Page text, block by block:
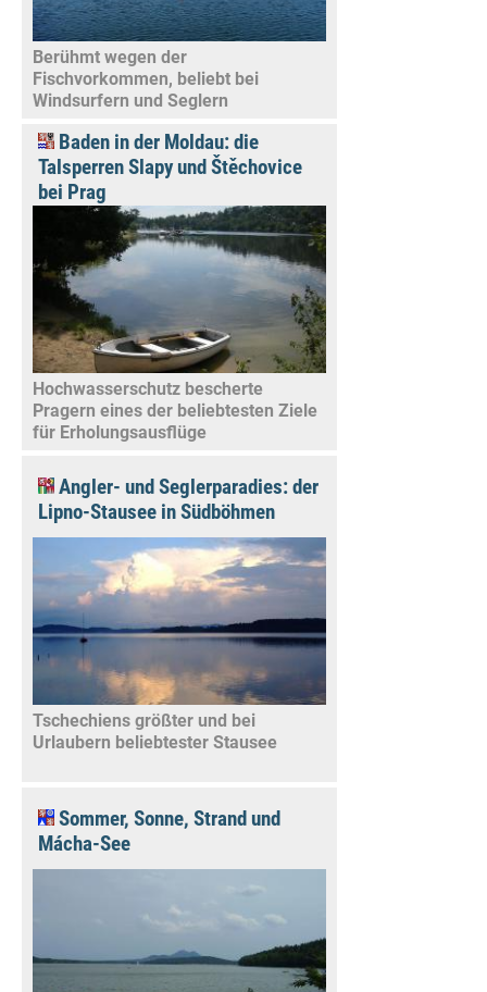
Berühmt wegen der
Fischvorkommen, beliebt bei
Windsurfern und Seglern
Baden in der Moldau: die
Talsperren Slapy und Štěchovice
bei Prag
Hochwasserschutz bescherte
Pragern eines der beliebtesten Ziele
für Erholungsausflüge
Angler- und Seglerparadies: der
Lipno-Stausee in Südböhmen
Tschechiens größter und bei
Urlaubern beliebtester Stausee
Sommer, Sonne, Strand und
Mácha-See